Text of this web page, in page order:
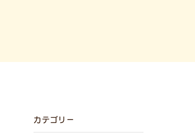
カテゴリー